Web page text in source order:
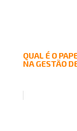
QUAL É O
NA GESTÃO